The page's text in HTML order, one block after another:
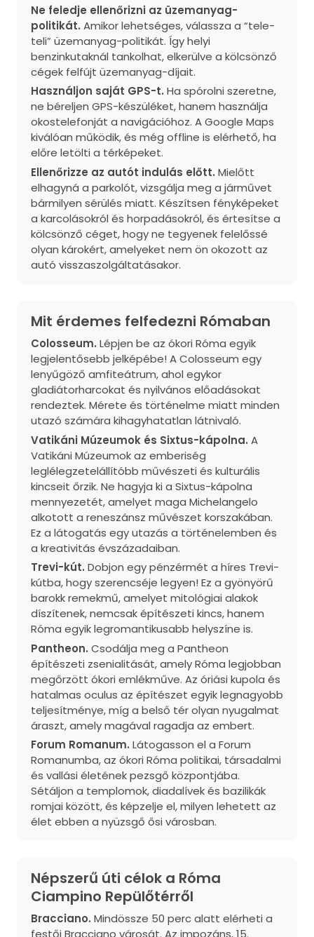
Ne feledje ellenőrizni az üzemanyag-
politikát. Amikor lehetséges, válassza a “tele-
teli” üzemanyag-politikát. Így helyi
benzinkutaknál tankolhat, elkerülve a kölcsönző
cégek felfújt üzemanyag-díjait.
Használjon saját GPS-t. Ha spórolni szeretne,
ne béreljen GPS-készüléket, hanem használja
okostelefonját a navigációhoz. A Google Maps
kiválóan működik, és még offline is elérhető, ha
előre letölti a térképeket.
Ellenőrizze az autót indulás előtt. Mielőtt
elhagyná a parkolót, vizsgálja meg a járművet
bármilyen sérülés miatt. Készítsen fényképeket
a karcolásokról és horpadásokról, és értesítse a
kölcsönző céget, hogy ne tegyenek felelőssé
olyan károkért, amelyeket nem ön okozott az
autó visszaszolgáltatásakor.
Mit érdemes felfedezni Rómaban
Colosseum. Lépjen be az ókori Róma egyik
legjelentősebb jelképébe! A Colosseum egy
lenyűgöző amfiteátrum, ahol egykor
gladiátorharcokat és nyilvános előadásokat
rendeztek. Mérete és történelme miatt minden
utazó számára kihagyhatatlan látnivaló.
Vatikáni Múzeumok és Sixtus-kápolna. A
Vatikáni Múzeumok az emberiség
leglélegzetelállítóbb művészeti és kulturális
kincseit őrzik. Ne hagyja ki a Sixtus-kápolna
mennyezetét, amelyet maga Michelangelo
alkotott a reneszánsz művészet korszakában.
Ez a látogatás egy utazás a történelemben és
a kreativitás évszázadaiban.
Trevi-kút. Dobjon egy pénzérmét a híres Trevi-
kútba, hogy szerencséje legyen! Ez a gyönyörű
barokk remekmű, amelyet mitológiai alakok
díszítenek, nemcsak építészeti kincs, hanem
Róma egyik legromantikusabb helyszíne is.
Pantheon. Csodálja meg a Pantheon
építészeti zsenialitását, amely Róma legjobban
megőrzött ókori emlékműve. Az óriási kupola és
hatalmas oculus az építészet egyik legnagyobb
teljesítménye, míg a belső tér olyan nyugalmat
áraszt, amely magával ragadja az embert.
Forum Romanum. Látogasson el a Forum
Romanumba, az ókori Róma politikai, társadalmi
és vallási életének pezsgő központjába.
Sétáljon a templomok, diadalívek és bazilikák
romjai között, és képzelje el, milyen lehetett az
élet ebben a nyüzsgő ősi városban.
Népszerű úti célok a Róma
Ciampino Repülőtérről
Bracciano. Mindössze 50 perc alatt elérheti a